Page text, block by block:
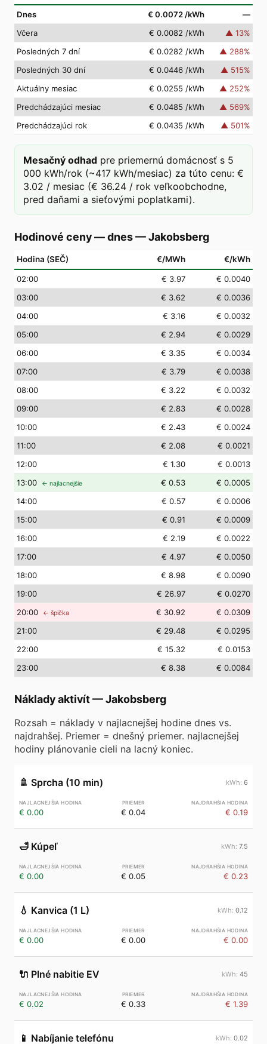
Dnes € 0.0072 /kWh
—
Včera
€ 0.0082 /kWh ▲ 13%
Posledných 7 dní
€ 0.0282 /kWh ▲ 288%
Posledných 30 dní
€ 0.0446 /kWh ▲ 515%
Aktuálny mesiac
€ 0.0255 /kWh ▲ 252%
Predchádzajúci mesiac
€ 0.0485 /kWh ▲ 569%
Predchádzajúci rok
€ 0.0435 /kWh ▲ 501%
Mesačný odhad pre priemernú domácnosť s 5
000 kWh/rok (~417 kWh/mesiac) za túto cenu: €
3.02 / mesiac (€ 36.24 / rok veľkoobchodne,
pred daňami a sieťovými poplatkami).
Hodinové ceny — dnes—Jakobsberg
Hodina (SEČ) €/MWh €/kWh
02:00 € 3.97
€ 0.0040
03:00 € 3.62
€ 0.0036
04:00 € 3.16
€ 0.0032
05:00 € 2.94
€ 0.0029
06:00 € 3.35
€ 0.0034
07:00 € 3.79
€ 0.0038
08:00 € 3.22
€ 0.0032
09:00 € 2.83
€ 0.0028
10:00 € 2.43
€ 0.0024
11:00 € 2.08
€ 0.0021
12:00 € 1.30
€ 0.0013
13:00 ← najlacnejšie € 0.53
€ 0.0005
14:00 € 0.57
€ 0.0006
15:00 € 0.91
€ 0.0009
16:00 € 2.19
€ 0.0022
17:00 € 4.97
€ 0.0050
18:00 € 8.98
€ 0.0090
19:00 € 26.97
€ 0.0270
20:00 ← špička € 30.92
€ 0.0309
21:00 € 29.48
€ 0.0295
22:00 € 15.32
€ 0.0153
23:00 € 8.38 € 0.0084
Náklady aktivít—Jakobsberg
Rozsah = náklady v najlacnejšej hodine dnes vs.
najdrahšej. Priemer = dnešný priemer. najlacnejšej
hodiny plánovanie cieli na lacný koniec.
🚿 Sprcha (10 min) 6
€ 0.00 € 0.04 € 0.19
🛁 Kúpeľ 7.5
€ 0.00 € 0.05 € 0.23
💧 Kanvica (1 L) 0.12
€ 0.00 € 0.00 € 0.00
🔌 Plné nabitie EV 45
€ 0.02 € 0.33 € 1.39
📱 Nabíjanie telefónu 0.02